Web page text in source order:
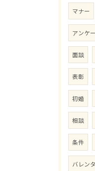
マナー
アンケ
面談
表彰
初婚
相談
条件
バレン